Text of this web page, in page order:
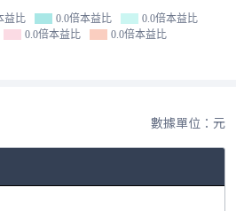
益比 0.0倍本益比
0.0倍本益比
0.0倍本益比 0.0倍本益比
數據單位：元